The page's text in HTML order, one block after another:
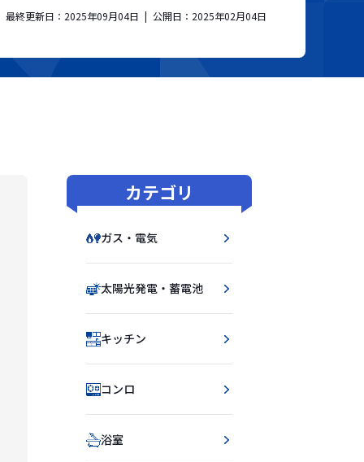
最終更新日： 2025年09月04日 公開日： 2025年02月04日
カテゴリ
ガス・電気
太陽光発電・蓄電池
キッチン
コンロ
浴室